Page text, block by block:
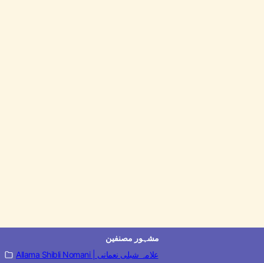
مشہور مصنفین
Allama Shibli Nomani | علامہ شبلی نعمانی